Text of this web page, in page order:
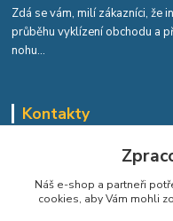
Zdá se vám, milí zákazníci, že
průběhu vyklízení obchodu a
nohu...
Kontakty
Romana Tykvová
+420 608
info@romantykxxl.cz
Náš e-shop a partneři
cookies, aby Vám mohli